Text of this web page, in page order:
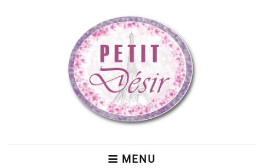
MENU